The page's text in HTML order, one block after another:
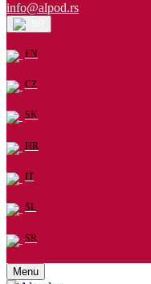
info@alpod.rs
EN
CZ
SK
HR
IT
SL
SR
Menu